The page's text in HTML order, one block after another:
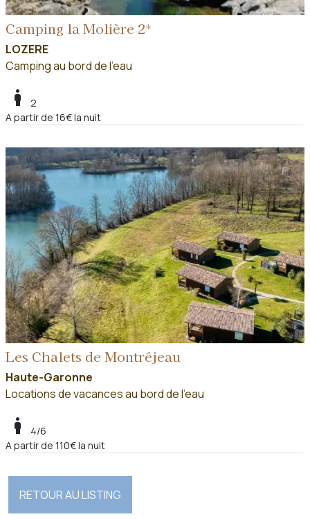
Camping la Molière 2*
LOZERE
Camping au bord de l'eau
boy
2
A partir de 16€ la nuit
Les Chalets de Montréjeau
Haute-Garonne
Locations de vacances au bord de l'eau
boy
4/6
A partir de 110€ la nuit
RETOUR AU LISTING